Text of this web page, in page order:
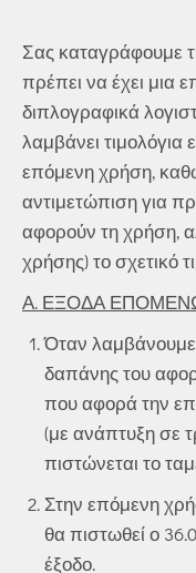
Σας καταγράφουμε
πρέπει να έχει μια
διπλογραφικά
λαμβάνει
επόμενη χρήση,
αντιμετώπιση για
αφορούν τη χρήση,
χρήσης) το σχετικό
Α. ΕΞΟΔΑ
Όταν λαμβάνουμε
δαπάνης του
που αφορά την
(με ανάπτυξη σε
πιστώνεται το
Στην επόμενη
θα πιστωθεί ο
έξοδο.